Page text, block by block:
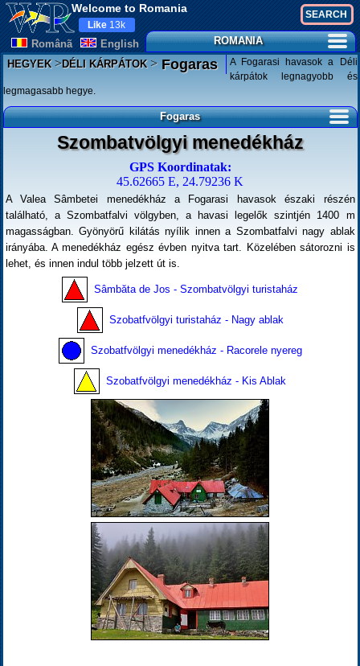
Welcome to Romania
Românã English
Like 13k
ROMANIA
HEGYEK>DÉLI KÁRPÁTOK>Fogaras
A Fogarasi havasok a Déli
kárpátok legnagyobb és
legmagasabb hegye.
Fogaras
Szombatvölgyi menedékház
GPS Koordinatak:
45.62665 E, 24.79236 K
A Valea Sâmbetei menedékház a Fogarasi havasok északi részén
található, a Szombatfalvi völgyben, a havasi legelők szintjén 1400 m
magasságban. Gyönyörű kilátás nyílik innen a Szombatfalvi nagy ablak
irányába. A menedékház egész évben nyitva tart. Közelében sátorozni is
lehet, és innen indul több jelzett út is.
Sâmbăta de Jos - Szombatvölgyi turistaház
Szobatfvölgyi turistaház - Nagy ablak
Szobatfvölgyi menedékház - Racorele nyereg
Szobatfvölgyi menedékház - Kis Ablak